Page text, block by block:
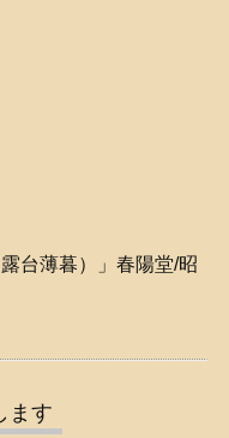
台薄暮）」春陽堂/昭
ます